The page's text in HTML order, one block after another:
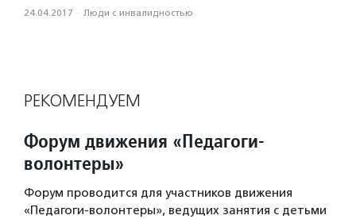
24.04.2017 · Люди с инвалидностью
РЕКОМЕНДУЕМ
Форум движения «Педагоги-
волонтеры»
Форум проводится для участников движения
«Педагоги-волонтеры», ведущих занятия с детьми